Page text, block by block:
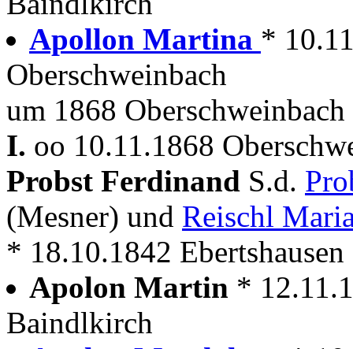
Apollon Martina *
Oberschweinbach
um 1868
I. oo 10.11.1868
Probst Ferdinand S.d.
(Mesner) und Reischl
* 18.10.1842 Ebertshausen
Apolon Martin *
Baindlkirch